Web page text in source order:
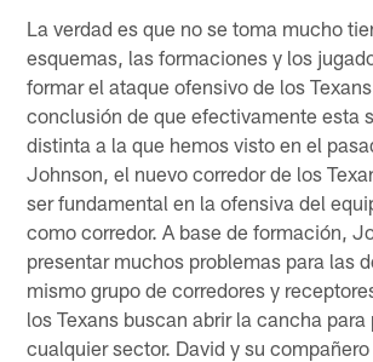
La verdad es que no se toma mucho
esquemas, las formaciones y los
formar el ataque ofensivo de los
conclusión de que efectivamente esta
distinta a la que hemos visto en el
Johnson, el nuevo corredor de los
ser fundamental en la ofensiva del
como corredor. A base de formación,
presentar muchos problemas para las
mismo grupo de corredores y
los Texans buscan abrir la cancha
cualquier sector. David y su